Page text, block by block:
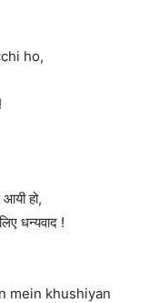
ho,
हो,
धन्यवाद !
mein khushiyan